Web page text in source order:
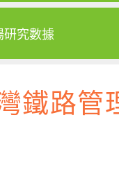
研究數據
鐵路管